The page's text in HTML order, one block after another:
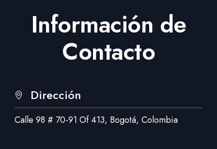
Información de
Contacto
Dirección
Calle 98 # 70-91 Of 413, Bogotá, Colombia